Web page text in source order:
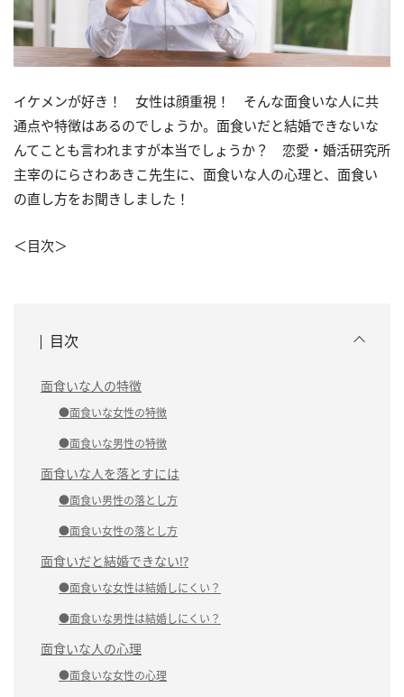
イケメンが好き！ 女性は顔重視！ そんな面食いな人に共
通点や特徴はあるのでしょうか。面食いだと結婚できないな
んてことも言われますが本当でしょうか？ 恋愛・婚活研究所
主宰のにらさわあきこ先生に、面食いな人の心理と、面食い
の直し方をお聞きしました！
＜目次＞
目次
面食いな人の特徴
●面食いな女性の特徴
●面食いな男性の特徴
面食いな人を落とすには
●面食い男性の落とし方
●面食い女性の落とし方
面食いだと結婚できない!?
●面食いな女性は結婚しにくい？
●面食いな男性は結婚しにくい？
面食いな人の心理
●面食いな女性の心理